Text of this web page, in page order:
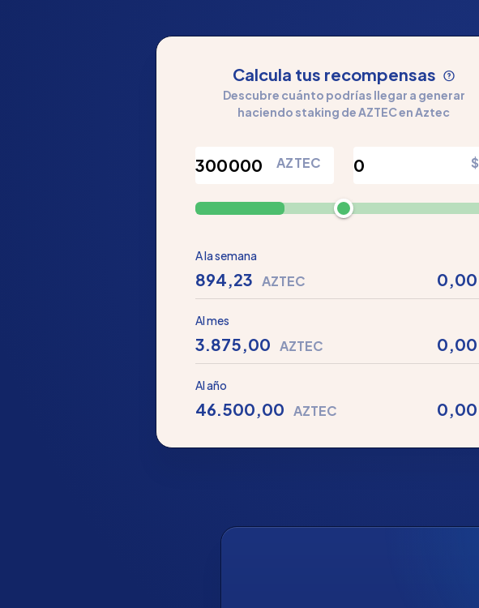
Calcula tus recompensas
Descubre cuánto podrías llegar a generar
haciendo staking de AZTEC en Aztec
AZTEC $
A la semana
894,23 AZTEC 0,00
Al mes
3.875,00 AZTEC 0,00
Al año
46.500,00 AZTEC 0,00